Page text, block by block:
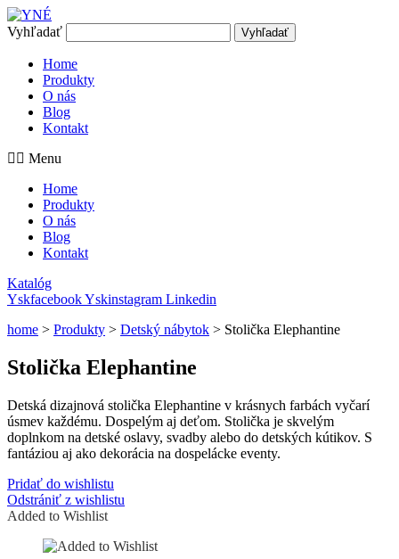
Preskočiť
na
Vyhľadať Vyhľadať
Home
Produkty
O nás
Blog
Kontakt
Menu
Home
Produkty
O nás
Blog
Kontakt
Katalóg
YskfacebookYskinstagram Linkedin
home > Produkty > Detský nábytok > Stolička Elephantine
Stolička Elephantine
Detská dizajnová stolička Elephantine v krásnych farbách vyčarí
úsmev každému. Dospelým aj deťom. Stolička je skvelým
doplnkom na detské oslavy, svadby alebo do detských kútikov. S
fantáziou aj ako dekorácia na dospelácke eventy.
Pridať do wishlistu
Odstrániť z wishlistu
Added to Wishlist